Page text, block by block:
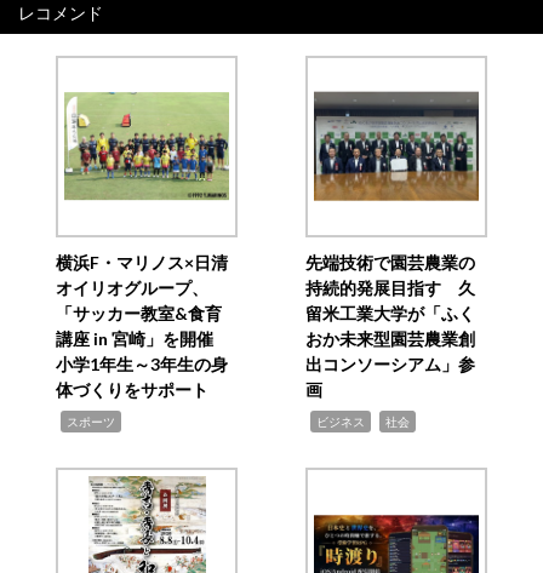
レコメンド
横浜F・マリノス×日清
オイリオグループ、
「サッカー教室&食育
講座 in 宮崎」を開催
小学1年生～3年生の身
体づくりをサポート
スポーツ
先端技術で園芸農業の
持続的発展目指す 久
留米工業大学が「ふく
おか未来型園芸農業創
出コンソーシアム」参
画
ビジネス 社会